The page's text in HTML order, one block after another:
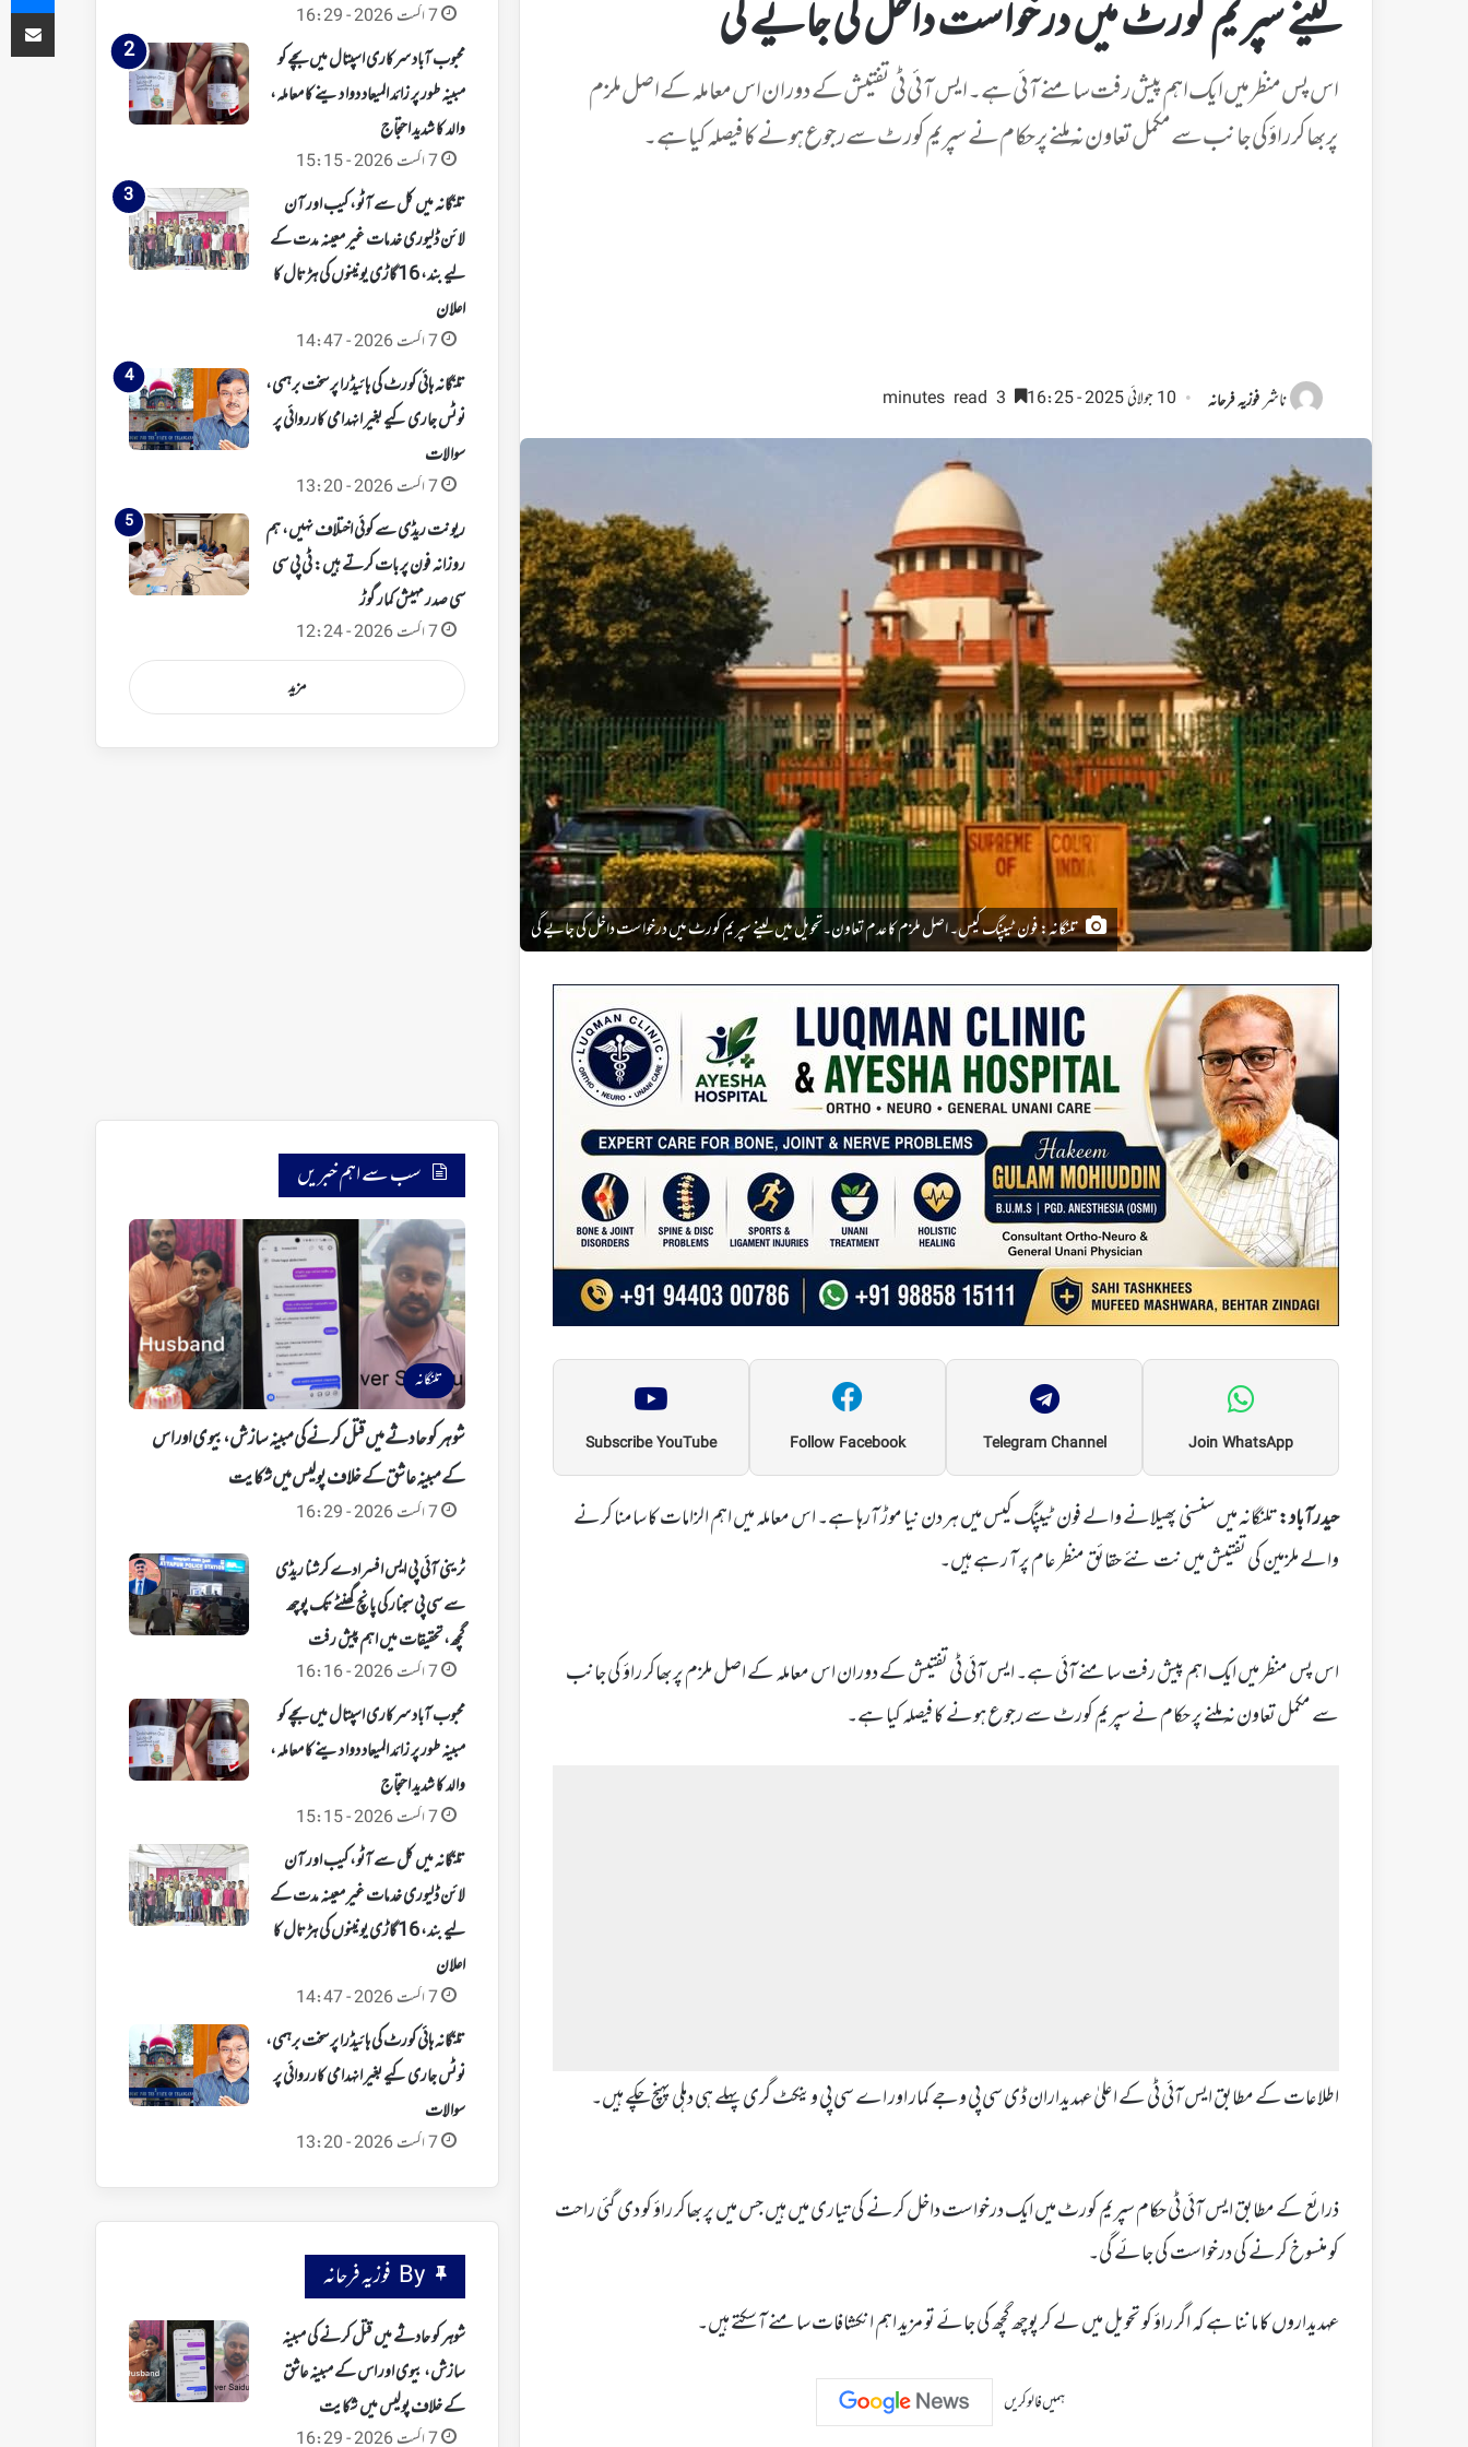
لینے سپریم کورٹ میں درخواست داخل کی جایے گی
اس پس منظر میں ایک اہم پیش رفت سامنے آئی ہے۔ ایس آئی ٹی تفتیش کے دوران اس معاملہ کے اصل ملزم
پربھاکر راؤ کی جانب سے مکمل تعاون نہ ملنے پر حکام نے سپریم کورٹ سے رجوع ہونے کا فیصلہ کیا ہے۔
ناشرفوزیہ فرحانہ 10 جولائی 2025 - 16:25
تلنگانہ: فون ٹیپنگ کیس۔ اصل ملزم کا عدم تعاون۔تحویل میں لینے سپریم کورٹ میں درخواست داخل کی جایے گی
Join WhatsApp
Telegram Channel
Follow Facebook
Subscribe YouTube
حیدرآباد:تلنگانہ میں سنسنی پھیلانے والے فون ٹیپنگ کیس میں ہر دن نیا موڑ آرہا ہے۔ اس معاملہ میں اہم الزامات کا سامنا کرنے
والے ملزمین کی تفتیش میں نت نئے حقائق منظر عام پر آ رہے ہیں۔
اس پس منظر میں ایک اہم پیش رفت سامنے آئی ہے۔ ایس آئی ٹی تفتیش کے دوران اس معاملہ کے اصل ملزم پربھاکر راؤ کی جانب
سے مکمل تعاون نہ ملنے پر حکام نے سپریم کورٹ سے رجوع ہونے کا فیصلہ کیا ہے۔
اطلاعات کے مطابق ایس آئی ٹی کے اعلیٰ عہدیداران ڈی سی پی وجے کمار اور اے سی پی وینکٹ گری پہلے ہی دہلی پہنچ چکے ہیں۔
ذرائع کے مطابق ایس آئی ٹی حکام سپریم کورٹ میں ایک درخواست داخل کرنے کی تیاری میں ہیں جس میں پربھاکر راؤ کو دی گئی راحت
کو منسوخ کرنے کی درخواست کی جائے گی۔
عہدیداروں کا ماننا ہے کہ اگر راؤ کو تحویل میں لے کر پوچھ گچھ کی جائے تو مزید اہم انکشافات سامنے آ سکتے ہیں۔
ہمیں فالو کریں
7 اگست 2026 - 16:29
محبوب آباد سرکاری اسپتال میں بچے کو
مبینہ طور پر زائد المیعاد دوا دینے کا معاملہ،
والد کا شدید احتجاج
7 اگست 2026 - 15:15
تلنگانہ میں کل سے آٹو، کیب اور آن
لائن ڈلیوری خدمات غیر معینہ مدت کے
لیے بند، 16 گاڑی یونینوں کی ہڑتال کا
اعلان
7 اگست 2026 - 14:47
تلنگانہ ہائی کورٹ کی ہائیڈرا پر سخت برہمی،
نوٹس جاری کیے بغیر انہدامی کارروائی پر
سوالات
7 اگست 2026 - 13:20
ریونت ریڈی سے کوئی اختلاف نہیں، ہم
روزانہ فون پر بات کرتے ہیں: ٹی پی سی
سی صدر مہیش کمار گوڑ
7 اگست 2026 - 12:24
مزید
سب سے اہم خبریں
تلنگانہ
شوہر کو حادثے میں قتل کرنے کی مبینہ سازش، بیوی اور اس
کے مبینہ عاشق کے خلاف پولیس میں شکایت
7 اگست 2026 - 16:29
ٹرینی آئی پی ایس افسر ادے کرشنا ریڈی
سے سی پی سجنار کی پانچ گھنٹے تک پوچھ
گچھ، تحقیقات میں اہم پیش رفت
7 اگست 2026 - 16:16
محبوب آباد سرکاری اسپتال میں بچے کو
مبینہ طور پر زائد المیعاد دوا دینے کا معاملہ،
والد کا شدید احتجاج
7 اگست 2026 - 15:15
تلنگانہ میں کل سے آٹو، کیب اور آن
لائن ڈلیوری خدمات غیر معینہ مدت کے
لیے بند، 16 گاڑی یونینوں کی ہڑتال کا
اعلان
7 اگست 2026 - 14:47
تلنگانہ ہائی کورٹ کی ہائیڈرا پر سخت برہمی،
نوٹس جاری کیے بغیر انہدامی کارروائی پر
سوالات
7 اگست 2026 - 13:20
By فوزیہ فرحانہ
شوہر کو حادثے میں قتل کرنے کی مبینہ
سازش، بیوی اور اس کے مبینہ عاشق
کے خلاف پولیس میں شکایت
7 اگست 2026 - 16:29
ای میل کے ذریعہ شیئر کریں